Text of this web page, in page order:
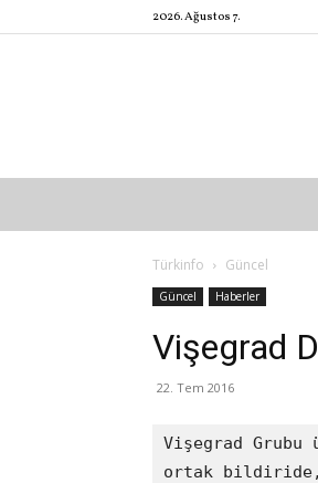
2026. Ağustos 7.
Türkinfo Güncel
Güncel Haberler
Vişegrad
22. Tem 2016
Vişegrad
ortak bildiride,